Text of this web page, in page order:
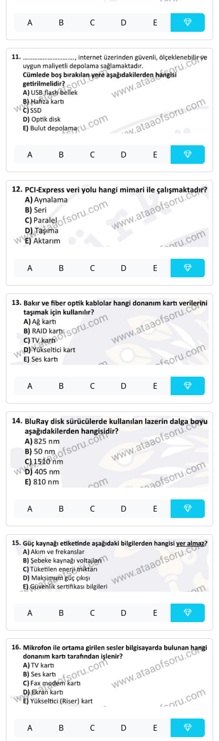
A B C D E
A B C D E
A B C D E
A B C D E
A B C D E
A B C D E
A B C D E